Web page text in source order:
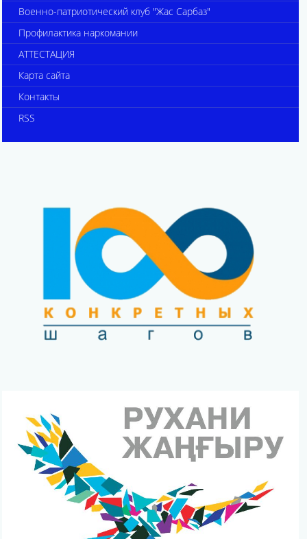
Военно-патриотический клуб "Жас Сарбаз"
Профилактика наркомании
АТТЕСТАЦИЯ
Карта сайта
Контакты
RSS